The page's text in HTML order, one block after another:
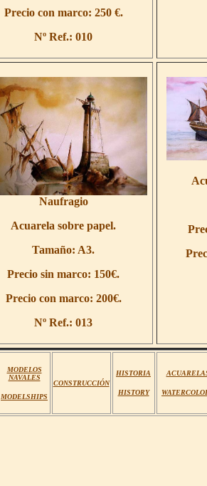
Precio con marco: 250 €.
Nº Ref.: 010
Naufragio
Acuarela sobre papel.
Tamaño: A3.
Precio sin marco: 150€.
Precio con marco: 200€.
Nº Ref.: 013
MODELOS
NAVALES
MODELSHIPS
CONSTRUCCIÓN
HISTORIA
HISTORY